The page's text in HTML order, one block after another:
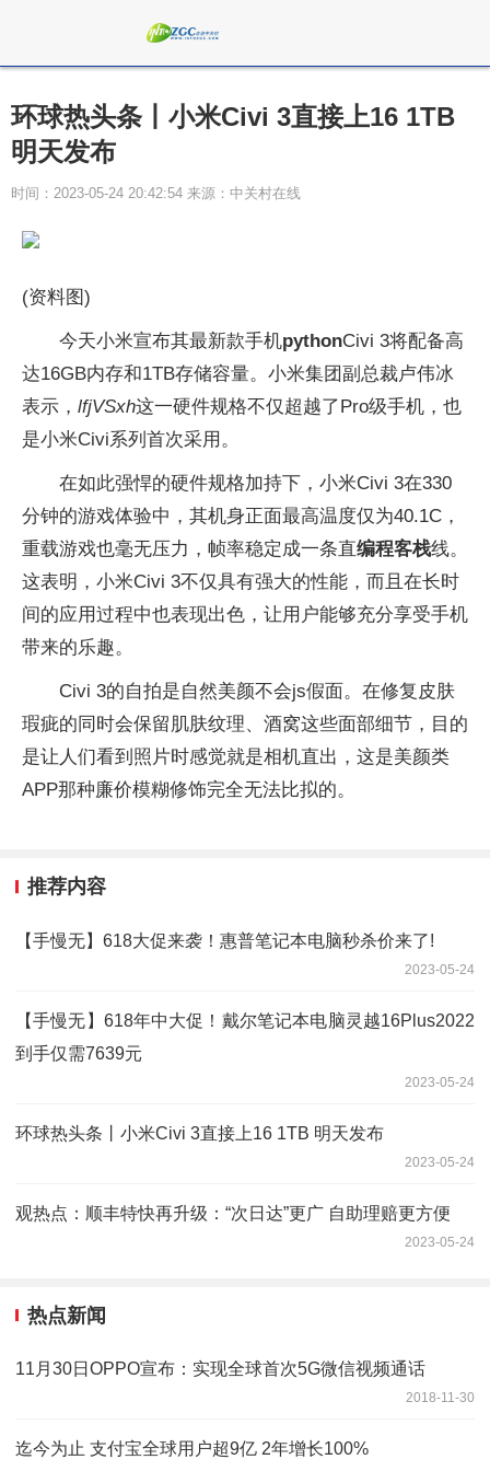
环球热头条丨小米Civi 3直接上16 1TB
明天发布
时间：2023-05-24 20:42:54 来源：中关村在线
(资料图)
今天小米宣布其最新款手机pythonCivi 3将配备高
达16GB内存和1TB存储容量。小米集团副总裁卢伟冰
表示， lfjVSxh这一硬件规格不仅超越了Pro级手机，也
是小米Civi系列首次采用。
在如此强悍的硬件规格加持下，小米Civi 3在330
分钟的游戏体验中，其机身正面最高温度仅为40.1C，
重载游戏也毫无压力，帧率稳定成一条直编程客栈线。
这表明，小米Civi 3不仅具有强大的性能，而且在长时
间的应用过程中也表现出色，让用户能够充分享受手机
带来的乐趣。
Civi 3的自拍是自然美颜不会js假面。在修复皮肤
瑕疵的同时会保留肌肤纹理、酒窝这些面部细节，目的
是让人们看到照片时感觉就是相机直出，这是美颜类
APP那种廉价模糊修饰完全无法比拟的。
推荐内容
【手慢无】618大促来袭！惠普笔记本电脑秒杀价来了!
2023-05-24
【手慢无】618年中大促！戴尔笔记本电脑灵越16Plus2022
到手仅需7639元
2023-05-24
环球热头条丨小米Civi 3直接上16 1TB 明天发布
2023-05-24
观热点：顺丰特快再升级：“次日达”更广 自助理赔更方便
2023-05-24
热点新闻
11月30日OPPO宣布：实现全球首次5G微信视频通话
2018-11-30
迄今为止 支付宝全球用户超9亿 2年增长100%